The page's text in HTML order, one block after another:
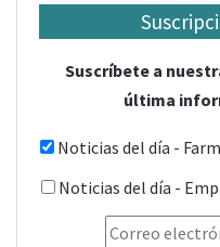
Suscríbete a
última
Noticias del día -
Noticias del día -